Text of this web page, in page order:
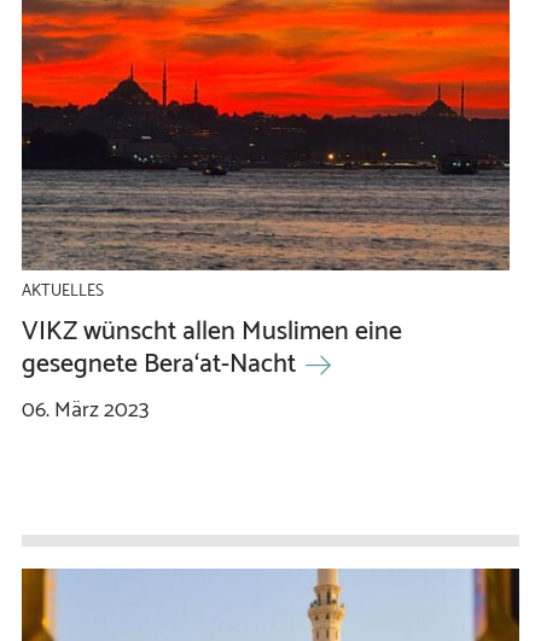
AKTUELLES
VIKZ wünscht allen Muslimen eine
gesegnete Bera‘at-Nacht
06.März2023